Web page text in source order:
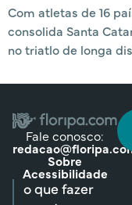
Com atletas de 16
consolida Santa
no triatlo de longa
Fale conosco:
Sobre
Acessibilidade
o que fazer